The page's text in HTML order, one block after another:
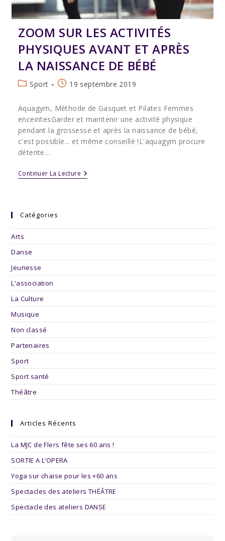
ZOOM SUR LES ACTIVITÉS
PHYSIQUES AVANT ET APRÈS
LA NAISSANCE DE BÉBÉ
PostSport
Publication
19 septembre 2019
Aquagym, Méthode de Gasquet et Pilates Femmes
enceintesGarder et maintenir une activité physique
pendant la grossesse et après la naissance de bébé,
c'est possible... et même conseillé !L'aquagym procure
détente…
Continuer La LectureZOOM
SUR
Catégories
Arts
Danse
Jeunesse
L'association
La Culture
Musique
Non classé
Partenaires
Sport
Sport santé
Théâtre
Articles Récents
La MJC de Flers fête ses 60 ans !
SORTIE A L’OPERA
Yoga sur chaise pour les +60 ans
Spectacles des ateliers THÉÂTRE
Spectacle des ateliers DANSE